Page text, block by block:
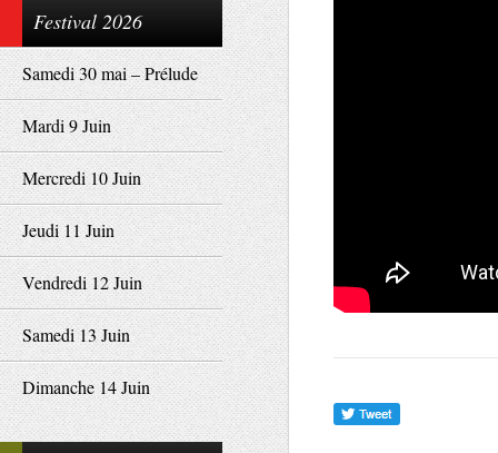
Festival 2026
Samedi 30 mai – Prélude
Mardi 9 Juin
Mercredi 10 Juin
Jeudi 11 Juin
Vendredi 12 Juin
Samedi 13 Juin
Dimanche 14 Juin